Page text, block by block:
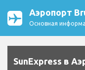
Аэропорт
Основная
SunExpress в